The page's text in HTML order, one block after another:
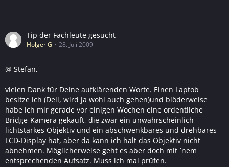
Tip der Fachleute gesucht
Holger G 28. Juli 2009
@ Stefan,
vielen Dank für Deine aufklärenden Worte. Einen Laptob
besitze ich (Dell, wird ja wohl auch gehen)und blöderweise
habe ich mir gerade vor einigen Wochen eine ordentliche
Bridge-Kamera gekauft, die zwar ein unwahrscheinlich
lichtstarkes Objektiv und ein abschwenkbares und drehbares
LCD-Display hat, aber da kann ich halt das Objektiv nicht
abnehmen. Möglicherweise geht es aber doch mit ´nem
entsprechenden Aufsatz. Muss ich mal prüfen.